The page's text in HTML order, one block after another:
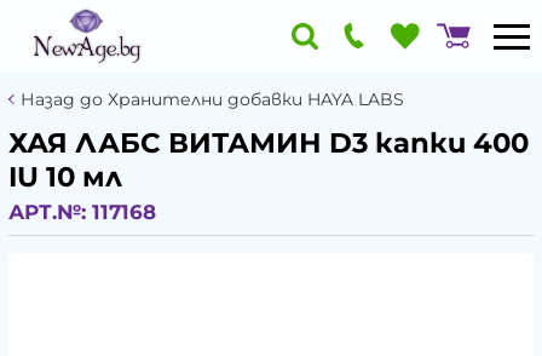
Назад до Хранителни добавки HAYA LABS
ХАЯ ЛАБС ВИТАМИН D3 капки 400
IU 10 мл
АРТ.№: 117168